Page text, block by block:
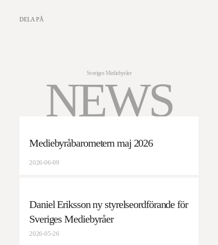
DELA PÅ
Sveriges Mediebyråer
NEWS
Mediebyråbarometern maj 2026
2026-06-09
Daniel Eriksson ny styrelseordförande för
Sveriges Mediebyråer
2026-05-26